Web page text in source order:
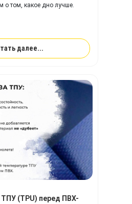
о том, какое дно лучше.
далее...
(TPU) перед ПВХ-